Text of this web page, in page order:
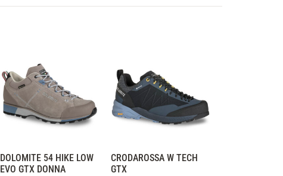
DOLOMITE 54 HIKE LOW
EVO GTX DONNA
CRODAROSSA W TECH
GTX